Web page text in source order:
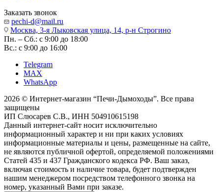
Заказать звонок
pechi-d@mail.ru
Москва, 3-я Лыковская улица, 14, р-н Строгино
Пн. – Сб.: с 9:00 до 18:00
Вс.: с 9:00 до 16:00
Telegram
MAX
WhatsApp
2026 © Интернет-магазин “Печи-Дымоходы”. Все права
защищены
ИП Слюсарев С.В., ИНН 504910615198
Данный интернет-сайт носит исключительно
информационный характер и ни при каких условиях
информационные материалы и цены, размещенные на сайте,
не являются публичной офертой, определяемой положениями
Статей 435 и 437 Гражданского кодекса РФ. Ваш заказ,
включая стоимость и наличие товара, будет подтвержден
нашим менеджером посредством телефонного звонка на
номер, указанный Вами при заказе.